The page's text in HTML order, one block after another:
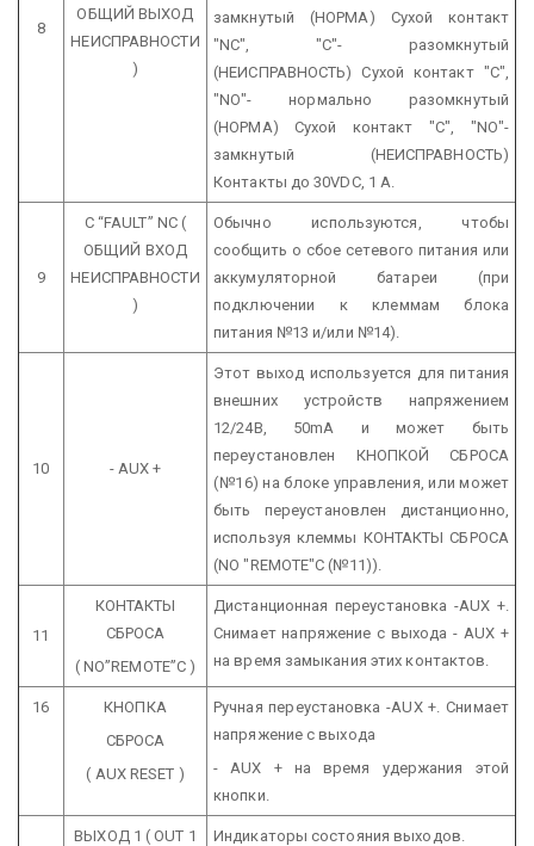
8
ОБЩИЙ ВЫХОД
НЕИСПРАВНОСТИ
)
замкнутый (НОРМА) Сухой контакт
"NC", "C"- разомкнутый
(НЕИСПРАВНОСТЬ) Сухой контакт "C",
"NO"- нормально разомкнутый
(НОРМА) Сухой контакт "C", "NO"-
замкнутый (НЕИСПРАВНОСТЬ)
Контакты до 30VDC, 1 А.
9
C “FAULT” NC (
ОБЩИЙ ВХОД
НЕИСПРАВНОСТИ
)
Обычно используются, чтобы
сообщить о сбое сетевого питания или
аккумуляторной батареи (при
подключении к клеммам блока
питания №13 и/или №14).
10 - AUX +
Этот выход используется для питания
внешних устройств напряжением
12/24В, 50mA и может быть
переустановлен КНОПКОЙ СБРОСА
(№16) на блоке управления, или может
быть переустановлен дистанционно,
используя клеммы КОНТАКТЫ СБРОСА
(NO "REMOTE"C (№11)).
11
КОНТАКТЫ
СБРОСА
( NO”REMOTE”C )
Дистанционная переустановка -AUX +.
Снимает напряжение с выхода - AUX +
на время замыкания этих контактов.
16
КНОПКА
СБРОСА
( AUX RESET )
Ручная переустановка -AUX +. Снимает
напряжение с выхода
- AUX + на время удержания этой
кнопки.
ВЫХОД 1 ( OUT 1
Индикаторы состояния выходов.